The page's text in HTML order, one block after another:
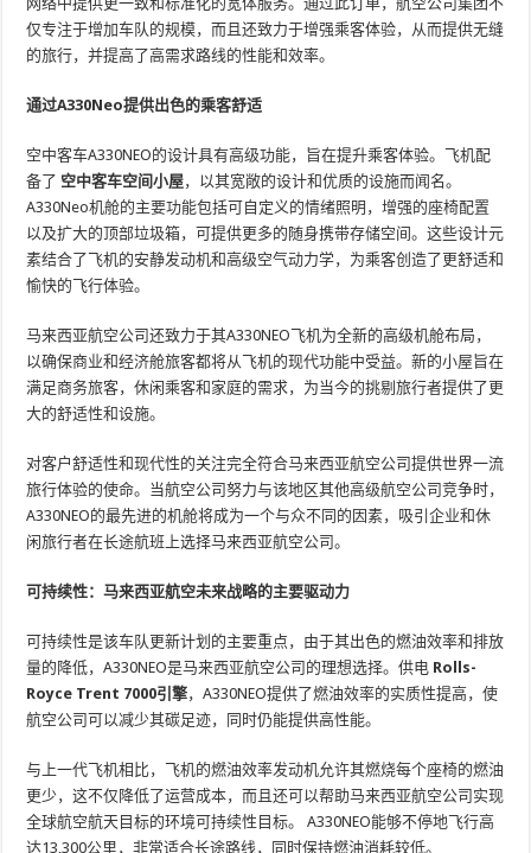
仅专注于增加车队的规模，而且还致力于增强乘客体验，从而提供无缝
的旅行，并提高了高需求路线的性能和效率。
通过A330Neo提供出色的乘客舒适
空中客车A330NEO的设计具有高级功能，旨在提升乘客体验。飞机配
备了 空中客车空间小屋，以其宽敞的设计和优质的设施而闻名。
A330Neo机舱的主要功能包括可自定义的情绪照明，增强的座椅配置
以及扩大的顶部垃圾箱，可提供更多的随身携带存储空间。这些设计元
素结合了飞机的安静发动机和高级空气动力学，为乘客创造了更舒适和
愉快的飞行体验。
马来西亚航空公司还致力于其A330NEO飞机为全新的高级机舱布局，
以确保商业和经济舱旅客都将从飞机的现代功能中受益。新的小屋旨在
满足商务旅客，休闲乘客和家庭的需求，为当今的挑剔旅行者提供了更
大的舒适性和设施。
对客户舒适性和现代性的关注完全符合马来西亚航空公司提供世界一流
旅行体验的使命。当航空公司努力与该地区其他高级航空公司竞争时，
A330NEO的最先进的机舱将成为一个与众不同的因素，吸引企业和休
闲旅行者在长途航班上选择马来西亚航空公司。
可持续性：马来西亚航空未来战略的主要驱动力
可持续性是该车队更新计划的主要重点，由于其出色的燃油效率和排放
量的降低，A330NEO是马来西亚航空公司的理想选择。供电 Rolls-
Royce Trent 7000引擎，A330NEO提供了燃油效率的实质性提高，使
航空公司可以减少其碳足迹，同时仍能提供高性能。
与上一代飞机相比，飞机的燃油效率发动机允许其燃烧每个座椅的燃油
更少，这不仅降低了运营成本，而且还可以帮助马来西亚航空公司实现
全球航空航天目标的环境可持续性目标。 A330NEO能够不停地飞行高
达13,300公里，非常适合长途路线，同时保持燃油消耗较低。